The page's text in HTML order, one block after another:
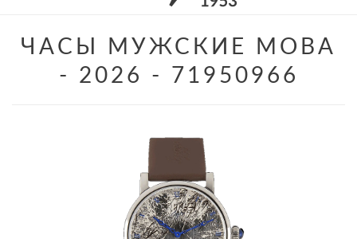
ЧАСЫ МУЖСКИЕ МОВА
- 2026 - 71950966